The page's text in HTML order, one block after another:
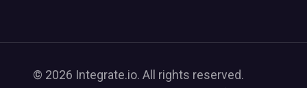
© 2026 Integrate.io. All rights reserved.